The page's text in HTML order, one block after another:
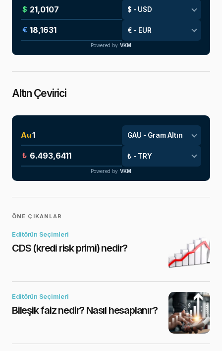
$
€
Powered by VKM
Altın Çevirici
Au
₺
Powered by VKM
ÖNE ÇIKANLAR
Editörün Seçimleri
CDS (kredi risk primi) nedir?
Editörün Seçimleri
Bileşik faiz nedir? Nasıl hesaplanır?